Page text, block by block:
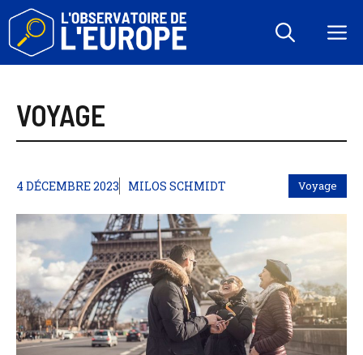
Aller
contenu
VOYAGE
4 DÉCEMBRE 2023 MILOS SCHMIDT Voyage